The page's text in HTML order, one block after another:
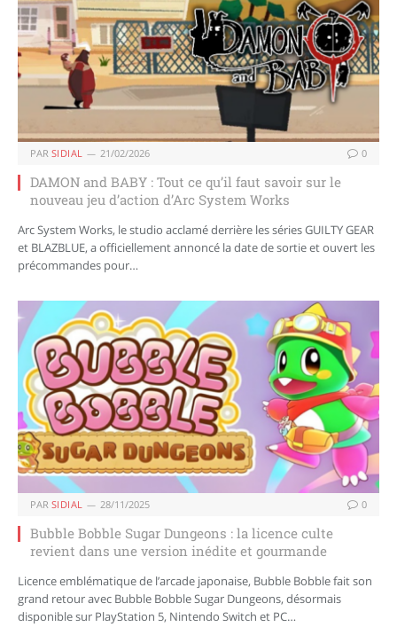
PAR SIDIAL 21/02/2026 0
DAMON and BABY : Tout ce qu’il faut savoir sur le
nouveau jeu d’action d’Arc System Works
Arc System Works, le studio acclamé derrière les séries GUILTY GEAR
et BLAZBLUE, a officiellement annoncé la date de sortie et ouvert les
précommandes pour…
PAR SIDIAL 28/11/2025 0
Bubble Bobble Sugar Dungeons : la licence culte
revient dans une version inédite et gourmande
Licence emblématique de l’arcade japonaise, Bubble Bobble fait son
grand retour avec Bubble Bobble Sugar Dungeons, désormais
disponible sur PlayStation 5, Nintendo Switch et PC…